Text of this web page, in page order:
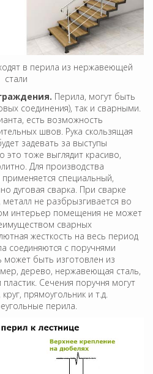
в перила из нержавеющей
стали
Перила, могут быть
соединения), так и сварными.
есть возможность
швов. Рука скользящая
задевать за выступы
это тоже выглядит красиво,
Для производства
специальный,
дуговая сварка. При сварке
не разбрызгивается во
интерьер помещения не может
сварных
жесткость на весь период
соединяются с поручнями
может быть изготовлен из
дерево, нержавеющая сталь,
Сечения поручня могут
прямоугольник и т.д.
перила.